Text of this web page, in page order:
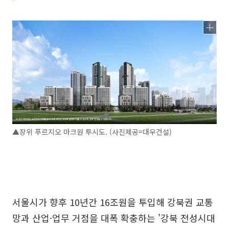
▲장위 푸르지오 마크원 투시도. (사진제공=대우건설)
서울시가 향후 10년간 16조원을 투입해 강북권 교통
망과 산업·업무 거점을 대폭 확충하는 '강북 전성시대